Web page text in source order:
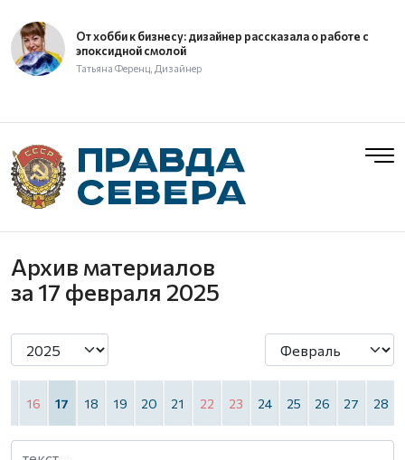
От хобби к бизнесу: дизайнер рассказала о работе с
эпоксидной смолой
Татьяна Ференц, Дизайнер
Архив материалов
за 17 февраля 2025
16 17 18 19 20 21 22 23 24 25 26 27 28